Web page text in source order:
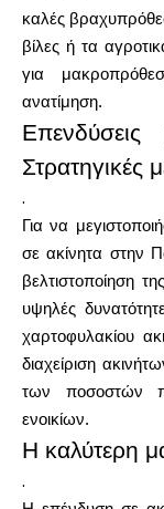
καλές
βίλες ή τα
για
ανατίμηση.
Επενδύσεις
Στρατηγικές
.
Για να
σε ακίνητα στην
βελτιστοποίηση
υψηλές
χαρτοφυλακίου
διαχείριση
των ποσοστών
ενοικίων.
Η καλύτερη
.